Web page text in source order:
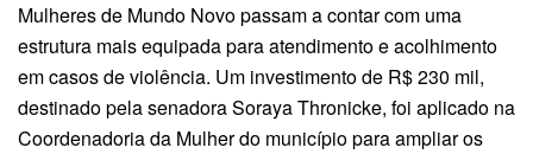
Mulheres de Mundo Novo passam a contar com uma
estrutura mais equipada para atendimento e acolhimento
em casos de violência. Um investimento de R$ 230 mil,
destinado pela senadora Soraya Thronicke, foi aplicado na
Coordenadoria da Mulher do município para ampliar os